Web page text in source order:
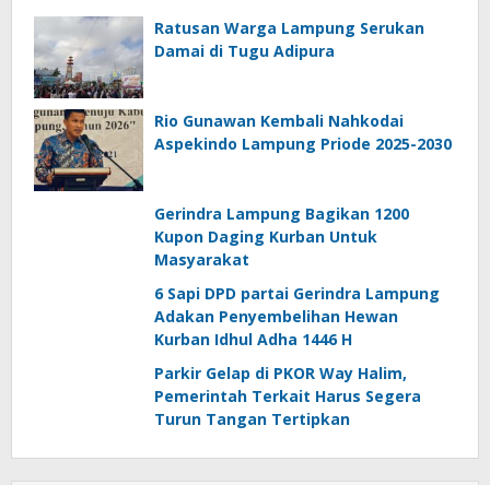
Ratusan Warga Lampung Serukan
Damai di Tugu Adipura
Rio Gunawan Kembali Nahkodai
Aspekindo Lampung Priode 2025-2030
Gerindra Lampung Bagikan 1200
Kupon Daging Kurban Untuk
Masyarakat
6 Sapi DPD partai Gerindra Lampung
Adakan Penyembelihan Hewan
Kurban Idhul Adha 1446 H
Parkir Gelap di PKOR Way Halim,
Pemerintah Terkait Harus Segera
Turun Tangan Tertipkan